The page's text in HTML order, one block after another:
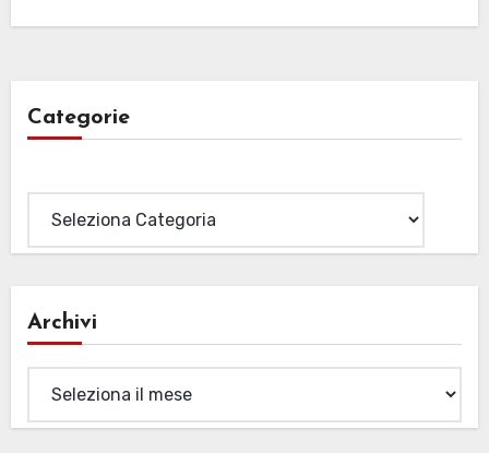
Categorie
Archivi